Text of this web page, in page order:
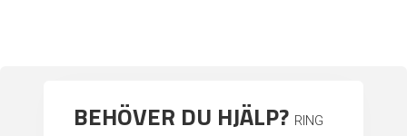
BEHÖVER DU HJÄLP? RING